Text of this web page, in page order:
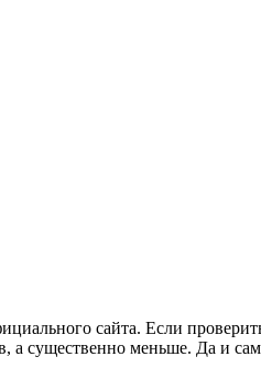
сайта. Если
а существенно меньше. Да и